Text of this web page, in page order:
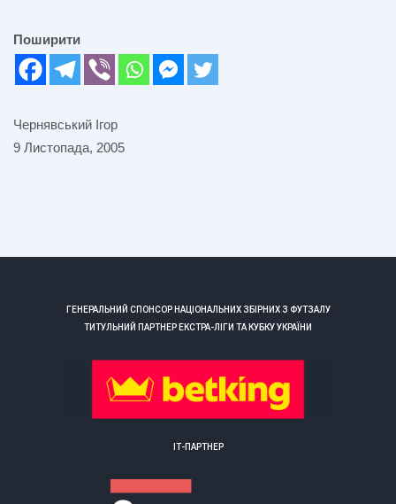
Поширити
Чернявський Ігор
9 Листопада, 2005
ГЕНЕРАЛЬНИЙ СПОНСОР НАЦІОНАЛЬНИХ ЗБІРНИХ З ФУТЗАЛУ
ТИТУЛЬНИЙ ПАРТНЕР ЕКСТРА-ЛІГИ ТА КУБКУ УКРАЇНИ
ІТ-ПАРТНЕР